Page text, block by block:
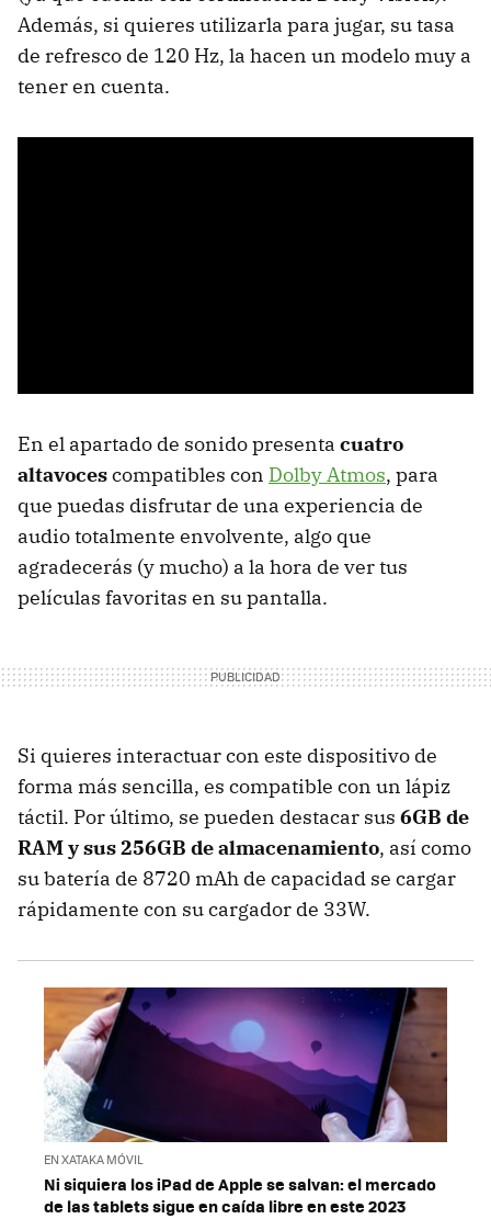
Además, si quieres utilizarla para jugar, su tasa
de refresco de 120 Hz, la hacen un modelo muy a
tener en cuenta.
En el apartado de sonido presenta cuatro
altavocescompatibles con Dolby Atmos, para
que puedas disfrutar de una experiencia de
audio totalmente envolvente, algo que
agradecerás (y mucho) a la hora de ver tus
películas favoritas en su pantalla.
Si quieres interactuar con este dispositivo de
forma más sencilla, es compatible con un lápiz
táctil. Por último, se pueden destacar sus 6GB de
RAM y sus 256GB de almacenamiento, así como
su batería de 8720 mAh de capacidad se cargar
rápidamente con su cargador de 33W.
EN XATAKA MÓVIL
Ni siquiera los iPad de Apple se salvan: el mercado
de las tablets sigue en caída libre en este 2023